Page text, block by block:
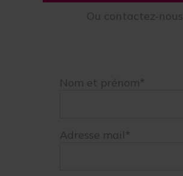
Ou contactez-nous
Nom et prénom*
Adresse mail*